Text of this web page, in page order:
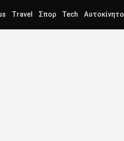
Travel Σπορ Tech Αυτοκίνητο